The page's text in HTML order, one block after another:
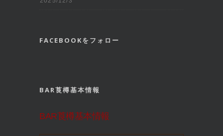
FACEBOOKをフォロー
BAR莨樽基本情報
BAR莨樽基本情報